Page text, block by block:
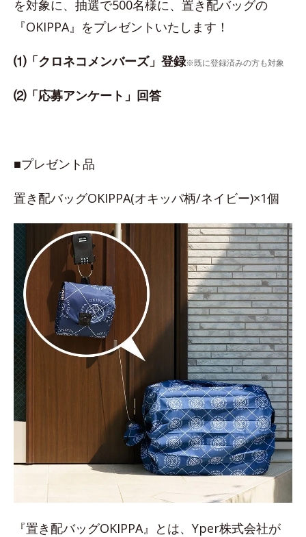
を対象に、抽選で500名様に、置き配バッグの
『OKIPPA』をプレゼントいたします！
⑴「クロネコメンバーズ」登録※既に登録済みの方も対象
⑵「応募アンケート」回答
■プレゼント品
置き配バッグOKIPPA(オキッパ柄/ネイビー)×1個
『置き配バッグOKIPPA』とは、Yper株式会社が